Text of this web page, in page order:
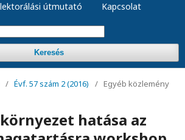
útmutató Kapcsolat
Keresés
/ Évf. 57 szám 2 (2016) / Egyéb közlemény
hatása az